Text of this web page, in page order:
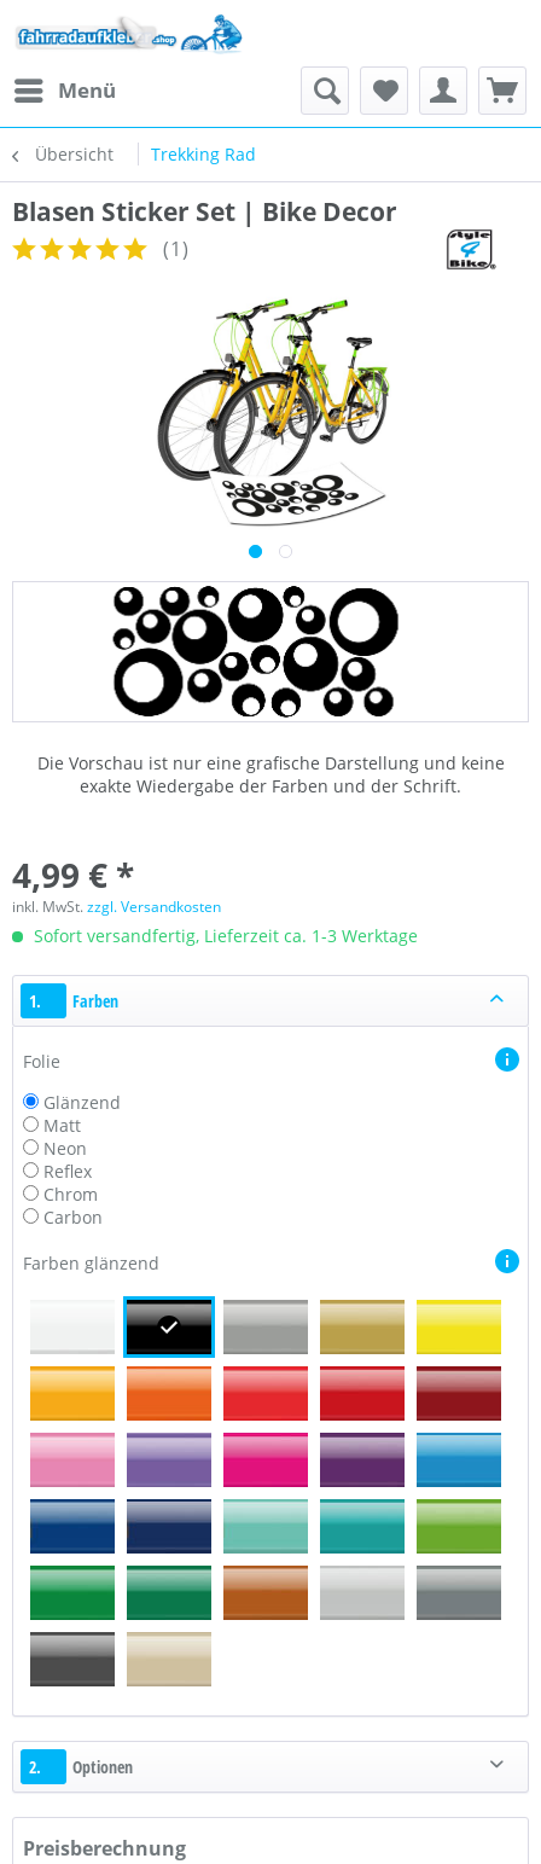
Menü
Übersicht Trekking Rad
Blasen Sticker Set | Bike Decor
(1)
Die Vorschau ist nur eine grafische Darstellung und keine
exakte Wiedergabe der Farben und der Schrift.
4,99 € *
inkl. MwSt.zzgl. Versandkosten
Sofort versandfertig, Lieferzeit ca. 1-3 Werktage
1. Farben
Folie
Glänzend
Matt
Neon
Reflex
Chrom
Carbon
Farben glänzend
2. Optionen
Preisberechnung